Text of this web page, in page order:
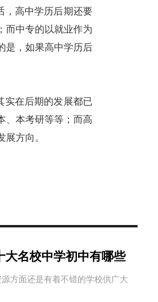
高中学历后期还要
而中专的以就业作为
是，如果高中学历后
在后期的发展都已
、本考研等等；而高
方向。
大名校中学初中有哪些
方面还是有着不错的学校供广大